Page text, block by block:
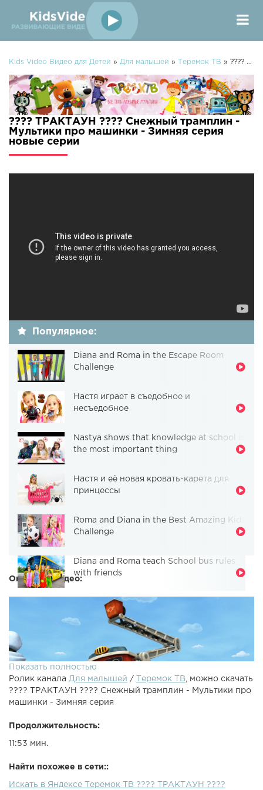
Kids Video Видео для Детей » Для малышей » Теремок ТВ » ???? ТРАКТАУН ???? Снежный трамплин - Мультики про машинки - Зимняя серия
???? ТРАКТАУН ???? Снежный трамплин -
Мультики про машинки - Зимняя серия
новые серии
Популярное:
Diana and Roma in the Escape Room
Challenge
Настя играет в съедобное и
несъедобное
Nastya shows that knowledge at school is
the most important thing
Настя и её новая кровать-карета для
принцессы
Roma and Diana in the Best Amazing Kids
Challenge
Diana and Roma teach School bus rules
with friends
Описание видео:
мультика про грузовики и машинки друзья отправляются
приземлится, и прыгнул, из-за чего Биг Риг оказался
Показать полностью
Ролик канала Для малышей / Теремок ТВ , можно скачать
???? ТРАКТАУН ???? Снежный трамплин - Мультики про
машинки - Зимняя серия
Продолжительность:
11:53 мин.
Найти похожее в сети::
Искать в Яндексе Теремок ТВ ???? ТРАКТАУН ????